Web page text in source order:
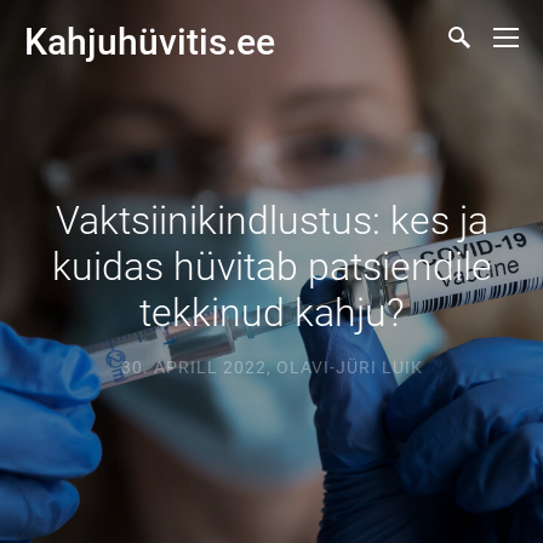
Kahjuhüvitis.ee
Vaktsiinikindlustus: kes ja
kuidas hüvitab patsiendile
tekkinud kahju?
30. APRILL 2022, OLAVI-JÜRI LUIK